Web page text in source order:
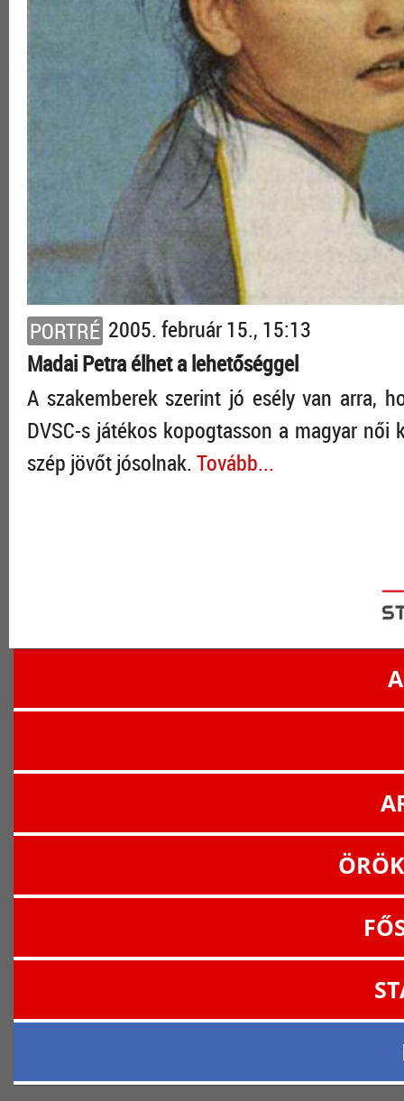
PORTRÉ 2005. február 15., 15:13
Madai Petra élhet a lehetőséggel
A szakemberek szerint jó esély van arra,
DVSC-s játékos kopogtasson a magyar
szép jövőt jósolnak. Tovább...